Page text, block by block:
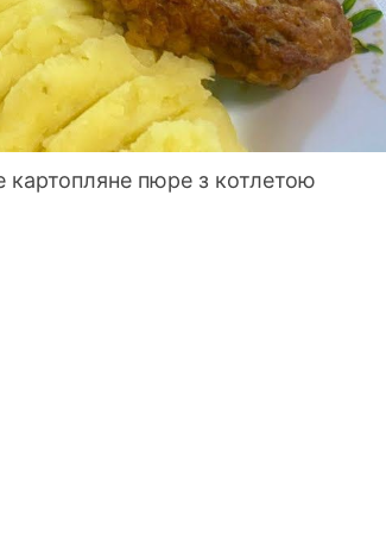
картопляне пюре з котлетою